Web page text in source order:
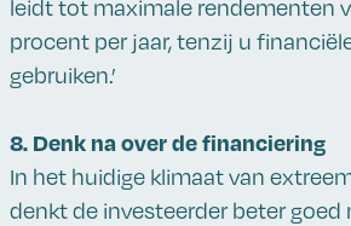
leidt tot maximale rendementen
procent per jaar, tenzij u
gebruiken.’
8. Denk na over de financiering
In het huidige klimaat van
denkt de investeerder beter goed